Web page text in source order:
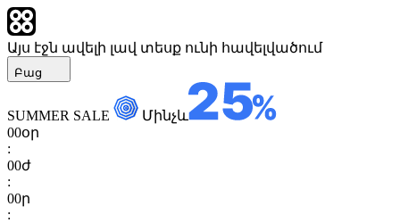
Այս էջն ավելի լավ տեսք ունի հավելվածում
Բաց
SUMMER SALE
Մինչև
00օր
:
00ժ
:
00ր
: